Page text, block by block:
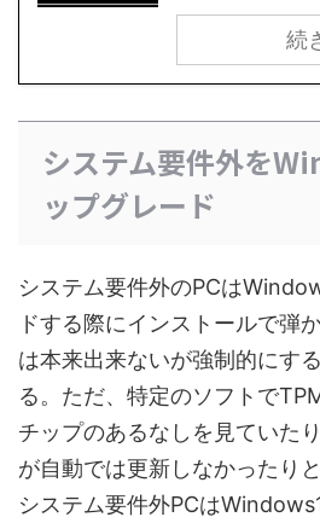
続
システム要件外を
ップグレード
システム要件外のPCは
ドする際にインストールで弾
は本来出来ないが強制的にす
る。ただ、特定のソフトで
チップのあるなしを見ていた
が自動では更新しなかったり
システム要件外PCは